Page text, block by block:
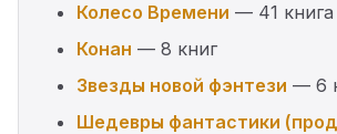
Колесо Времени — 41 книга
Конан — 8 книг
Звезды новой фэнтези — 6
Шедевры фантастики